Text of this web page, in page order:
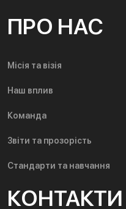
ПРО НАС
Місія та візія
Наш вплив
Команда
Звіти та прозорість
Стандарти та навчання
КОНТАКТИ